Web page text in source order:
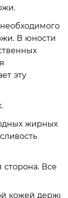
В юности
эту
жирных
сторона. Все